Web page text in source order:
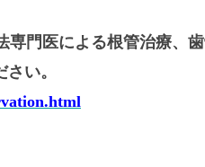
門医による根管治療、
い。